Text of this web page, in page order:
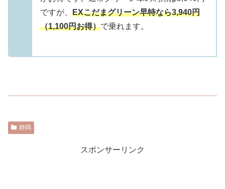
ですが、 EXこだまグリーン早特なら3,940円
（1,100円お得）で乗れます。
静岡
スポンサーリンク